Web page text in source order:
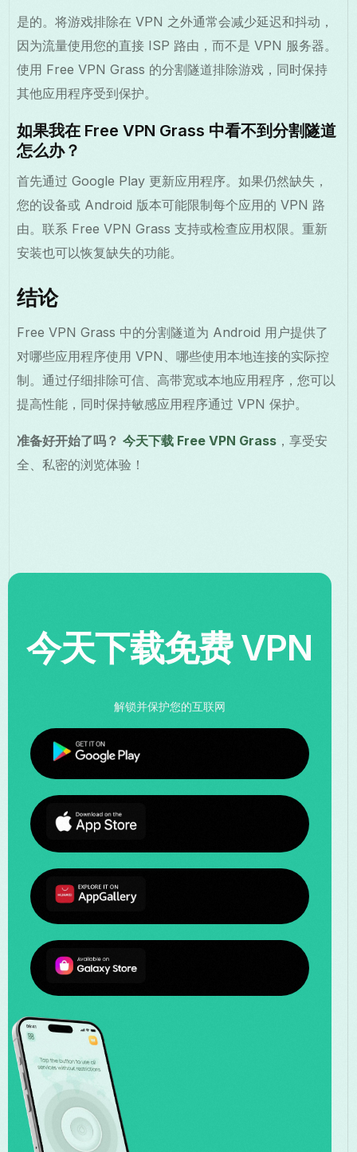
是的。将游戏排除在 VPN 之外通常会减少延迟和抖动，
因为流量使用您的直接 ISP 路由，而不是 VPN 服务器。
使用 Free VPN Grass 的分割隧道排除游戏，同时保持
其他应用程序受到保护。
如果我在 Free VPN Grass 中看不到分割隧道
怎么办？
首先通过 Google Play 更新应用程序。如果仍然缺失，
您的设备或 Android 版本可能限制每个应用的 VPN 路
由。联系 Free VPN Grass 支持或检查应用权限。重新
安装也可以恢复缺失的功能。
结论
Free VPN Grass 中的分割隧道为 Android 用户提供了
对哪些应用程序使用 VPN、哪些使用本地连接的实际控
制。通过仔细排除可信、高带宽或本地应用程序，您可以
提高性能，同时保持敏感应用程序通过 VPN 保护。
准备好开始了吗？ 今天下载 Free VPN Grass ，享受安
全、私密的浏览体验！
今天下载免费 VPN
解锁并保护您的互联网